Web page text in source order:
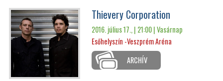
Thievery Corporation
2016. július 17., | 21:00 |Vasárnap
Esőhelyszín -Veszprém Aréna
ARCHÍV